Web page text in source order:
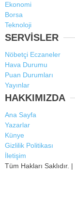
Ekonomi
Borsa
Teknoloji
SERVİSLER
Nöbetçi Eczaneler
Hava Durumu
Puan Durumları
Yayınlar
HAKKIMIZDA
Ana Sayfa
Yazarlar
Künye
Gizlilik Politikası
İletişim
Tüm Hakları Saklıdır. |